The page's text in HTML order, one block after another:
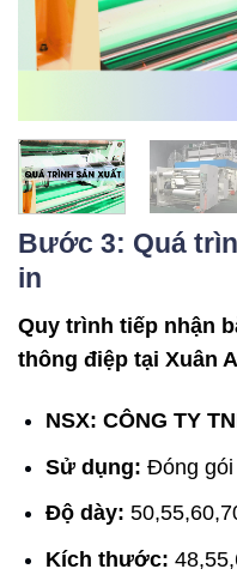
Bước 3: Quá
in
Quy trình tiếp nhận
thông điệp tại Xuân
NSX: CÔNG TY
Sử dụng: Đóng gói
Độ dày:
Kích thước: